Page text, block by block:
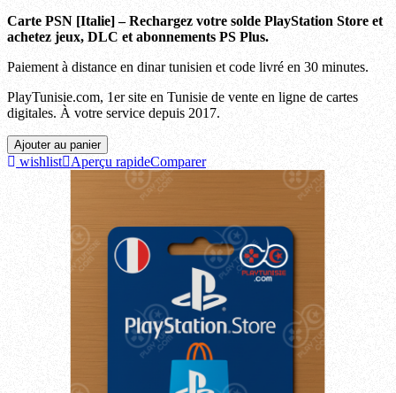
Carte PSN [Italie] – Rechargez votre solde PlayStation Store et
achetez jeux, DLC et abonnements PS Plus.
Paiement à distance en dinar tunisien et code livré en 30 minutes.
PlayTunisie.com, 1er site en Tunisie de vente en ligne de cartes
digitales. À votre service depuis 2017.
Ajouter au panier
wishlist Aperçu rapideComparer